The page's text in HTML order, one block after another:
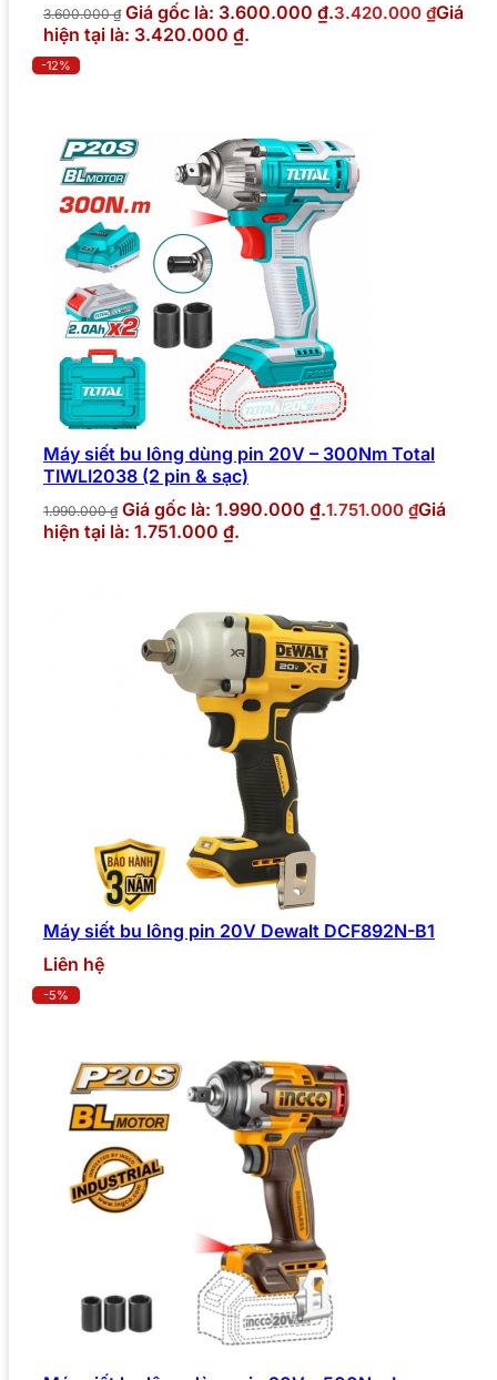
3.600.000₫ Giá gốc là: 3.600.000 ₫.3.420.000 ₫Giá
hiện tại là: 3.420.000 ₫.
-12%
Máy siết bu lông dùng pin 20V – 300Nm Total
TIWLI2038 (2 pin & sạc)
1.990.000₫ Giá gốc là: 1.990.000 ₫.1.751.000 ₫Giá
hiện tại là: 1.751.000 ₫.
Máy siết bu lông pin 20V Dewalt DCF892N-B1
Liên hệ
-5%